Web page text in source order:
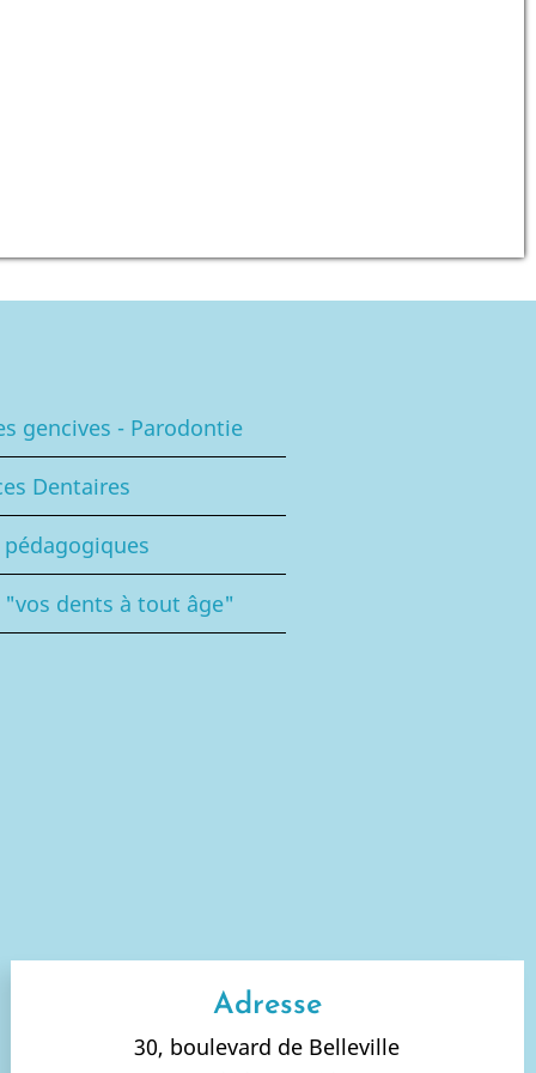
gencives - Parodontie
Dentaires
pédagogiques
"vos dents à tout âge"
Adresse
30, boulevard de Belleville